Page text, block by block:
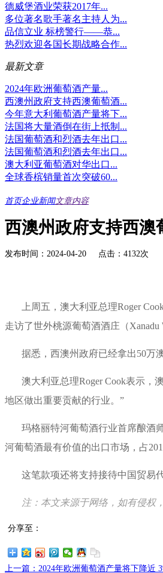
德威堡酒业荣获2017年...
多位著名歌手著名主持人为...
品信立业 标榜警行——恭...
热烈欢迎各国长期战略合作...
最新文章
2024年欧洲葡萄酒产量...
西澳州政府支持西澳葡萄酒...
今年意大利葡萄酒产量将下...
法国将大量酒倒在街上抵制...
法国葡萄酒和烈酒去年出口...
法国葡萄酒和烈酒去年出口...
澳大利亚葡萄酒对华出口...
全球香槟销量首次突破60...
首页企业新闻文章内容
西澳州政府支持西澳
发布时间：2024-04-20 点击：4132次
上周五，澳大利亚总理Roger Cook
走访了世外桃源葡萄酒酒庄（Xanadu
据悉，西澳州政府已经拿出50万澳
澳大利亚总理Roger Cook表示，澳
地区做出重要贡献的行业。”
玛格丽特河葡萄酒行业首席酿酒师
河葡萄酒最有价值的出口市场，占
这笔款项还将支持接待中国贸易代
注：本文来源于网络，如有侵权
分享至：
上一篇：2024年欧洲葡萄酒产量将下降近